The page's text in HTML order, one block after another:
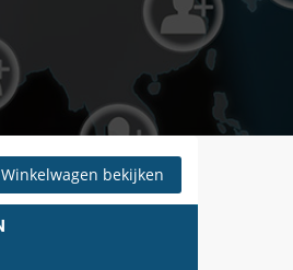
Winkelwagen bekijken